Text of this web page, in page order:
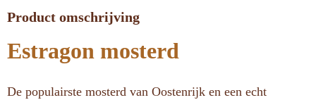
Product omschrijving
Estragon mosterd
De populairste mosterd van Oostenrijk en een echt